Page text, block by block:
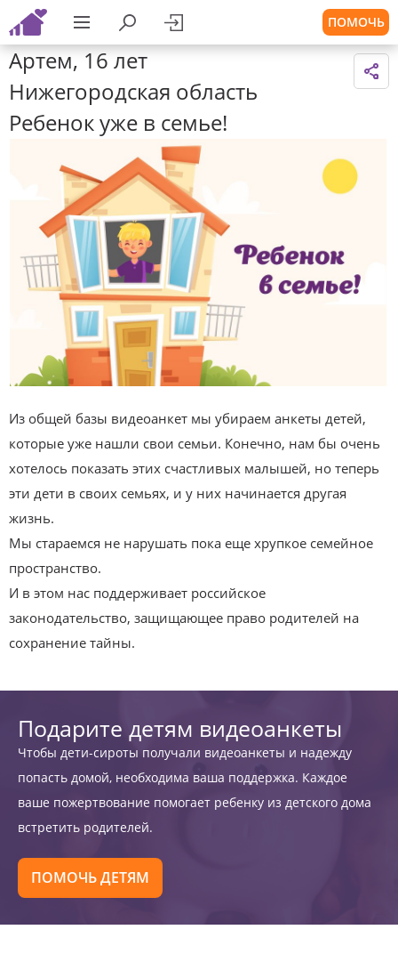
ПОМОЧЬ
Артем, 16 лет
Нижегородская область
Ребенок уже в семье!
Из общей базы видеоанкет мы убираем анкеты детей,
которые уже нашли свои семьи. Конечно, нам бы очень
хотелось показать этих счастливых малышей, но теперь
эти дети в своих семьях, и у них начинается другая
жизнь.
Мы стараемся не нарушать пока еще хрупкое семейное
пространство.
И в этом нас поддерживает российское
законодательство, защищающее право родителей на
сохранение тайны.
Подарите детям видеоанкеты
Чтобы дети-сироты получали видеоанкеты и надежду
попасть домой, необходима ваша поддержка. Каждое
ваше пожертвование помогает ребенку из детского дома
встретить родителей.
ПОМОЧЬ ДЕТЯМ